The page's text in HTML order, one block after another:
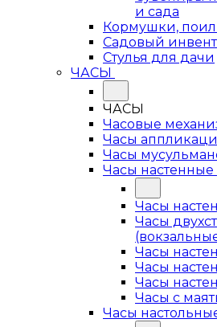
и сада
Кормушки,
Садовый
Стулья для дачи
ЧАСЫ
ЧАСЫ
Часовые
Часы
Часы
Часы настенные
Часы
Часы
Часы
Часы
Часы
Часы с
Часы